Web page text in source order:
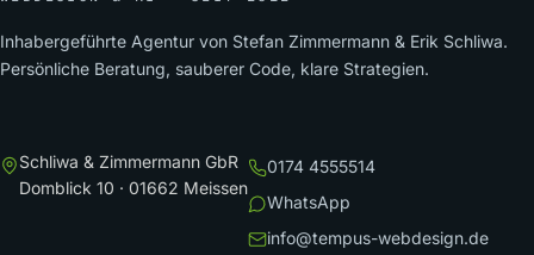
Inhabergeführte Agentur von Stefan Zimmermann & Erik Schliwa.
Persönliche Beratung, sauberer Code, klare Strategien.
Schliwa & Zimmermann GbR
Domblick 10 · 01662 Meissen
0174 4555514
WhatsApp
info@tempus-webdesign.de